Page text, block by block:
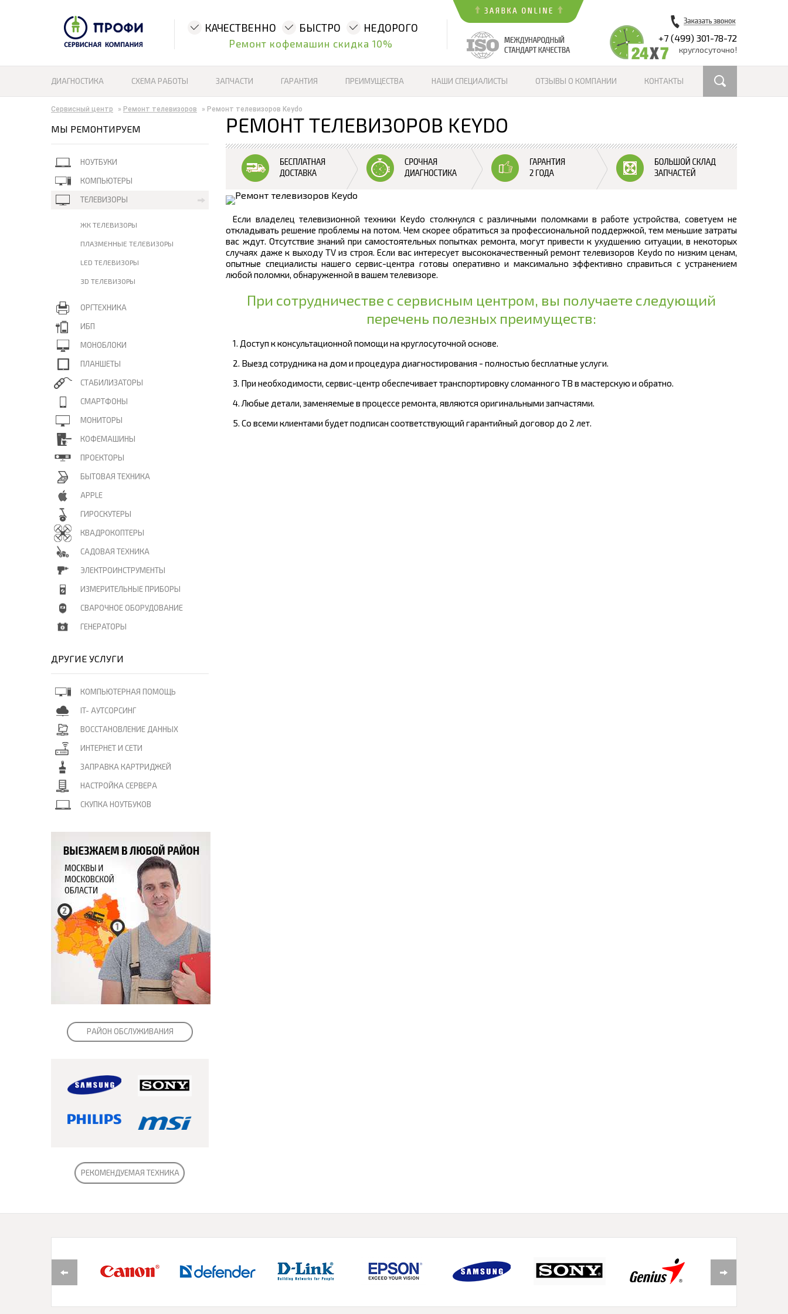
КАЧЕСТВЕННО БЫСТРО НЕДОРОГО
Ремонт кофемашин скидка 10% +7 (499) 301-78-72
круглосуточно!
ДИАГНОСТИКА СХЕМА РАБОТЫ ЗАПЧАСТИ ГАРАНТИЯ ПРЕИМУЩЕСТВА НАШИ СПЕЦИАЛИСТЫ ОТЗЫВЫ О КОМПАНИИ КОНТАКТЫ
Сервисный центр » Ремонт телевизоров » Ремонт телевизоров Keydo
МЫ РЕМОНТИРУЕМ
НОУТБУКИ
КОМПЬЮТЕРЫ
ТЕЛЕВИЗОРЫ
ЖК ТЕЛЕВИЗОРЫ
ПЛАЗМЕННЫЕ ТЕЛЕВИЗОРЫ
LED ТЕЛЕВИЗОРЫ
3D ТЕЛЕВИЗОРЫ
ОРГТЕХНИКА
ИБП
МОНОБЛОКИ
ПЛАНШЕТЫ
СТАБИЛИЗАТОРЫ
СМАРТФОНЫ
МОНИТОРЫ
КОФЕМАШИНЫ
ПРОЕКТОРЫ
БЫТОВАЯ ТЕХНИКА
APPLE
ГИРОСКУТЕРЫ
КВАДРОКОПТЕРЫ
САДОВАЯ ТЕХНИКА
ЭЛЕКТРОИНСТРУМЕНТЫ
ИЗМЕРИТЕЛЬНЫЕ ПРИБОРЫ
СВАРОЧНОЕ ОБОРУДОВАНИЕ
ГЕНЕРАТОРЫ
ДРУГИЕ УСЛУГИ
КОМПЬЮТЕРНАЯ ПОМОЩЬ
IT- АУТСОРСИНГ
ВОССТАНОВЛЕНИЕ ДАННЫХ
ИНТЕРНЕТ И СЕТИ
ЗАПРАВКА КАРТРИДЖЕЙ
НАСТРОЙКА СЕРВЕРА
СКУПКА НОУТБУКОВ
РАЙОН ОБСЛУЖИВАНИЯ
РЕКОМЕНДУЕМАЯ ТЕХНИКА
РЕМОНТ ТЕЛЕВИЗОРОВ KEYDO
Если владелец телевизионной техники Keydo столкнулся с различными поломками в работе устройства, советуем не
откладывать решение проблемы на потом. Чем скорее обратиться за профессиональной поддержкой, тем меньшие затраты
вас ждут. Отсутствие знаний при самостоятельных попытках ремонта, могут привести к ухудшению ситуации, в некоторых
случаях даже к выходу TV из строя. Если вас интересует высококачественный ремонт телевизоров Keydo по низким ценам,
опытные специалисты нашего сервис-центра готовы оперативно и максимально эффективно справиться с устранением
любой поломки, обнаруженной в вашем телевизоре.
При сотрудничестве с сервисным центром, вы получаете следующий
перечень полезных преимуществ:
1. Доступ к консультационной помощи на круглосуточной основе.
2. Выезд сотрудника на дом и процедура диагностирования - полностью бесплатные услуги.
3. При необходимости, сервис-центр обеспечивает транспортировку сломанного ТВ в мастерскую и обратно.
4. Любые детали, заменяемые в процессе ремонта, являются оригинальными запчастями.
5. Со всеми клиентами будет подписан соответствующий гарантийный договор до 2 лет.